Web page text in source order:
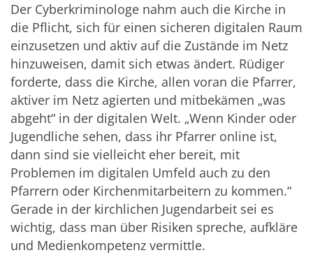
Der Cyberkriminologe nahm auch die Kirche in
die Pflicht, sich für einen sicheren digitalen Raum
einzusetzen und aktiv auf die Zustände im Netz
hinzuweisen, damit sich etwas ändert. Rüdiger
forderte, dass die Kirche, allen voran die Pfarrer,
aktiver im Netz agierten und mitbekämen „was
abgeht“ in der digitalen Welt. „Wenn Kinder oder
Jugendliche sehen, dass ihr Pfarrer online ist,
dann sind sie vielleicht eher bereit, mit
Problemen im digitalen Umfeld auch zu den
Pfarrern oder Kirchenmitarbeitern zu kommen.“
Gerade in der kirchlichen Jugendarbeit sei es
wichtig, dass man über Risiken spreche, aufkläre
und Medienkompetenz vermittle.